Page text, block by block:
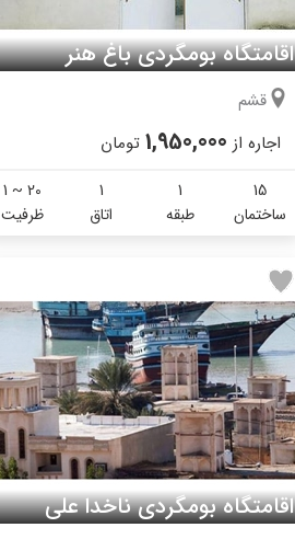
اقامتگاه بومگردی باغ هنر
قشم
اجاره از 1,950,000 تومان
15
ساختمان
1
طبقه
1
اتاق
1 ~ 20
ظرفیت
اقامتگاه بومگردی ناخدا علی